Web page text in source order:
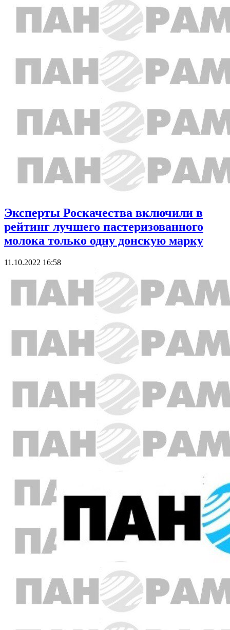
Эксперты Роскачества включили в
рейтинг лучшего пастеризованного
молока только одну донскую марку
11.10.2022 16:58